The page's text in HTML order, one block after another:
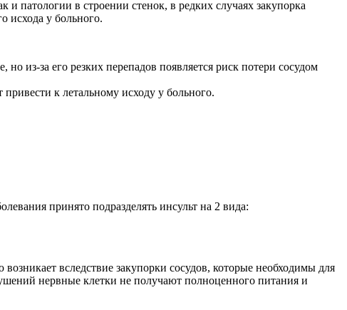
патологии в строении стенок, в редких случаях закупорка
исхода у больного.
из-за его резких перепадов появляется риск потери сосудом
к летальному исходу у больного.
принято подразделять инсульт на 2 вида:
вследствие закупорки сосудов, которые необходимы для
нервные клетки не получают полноценного питания и